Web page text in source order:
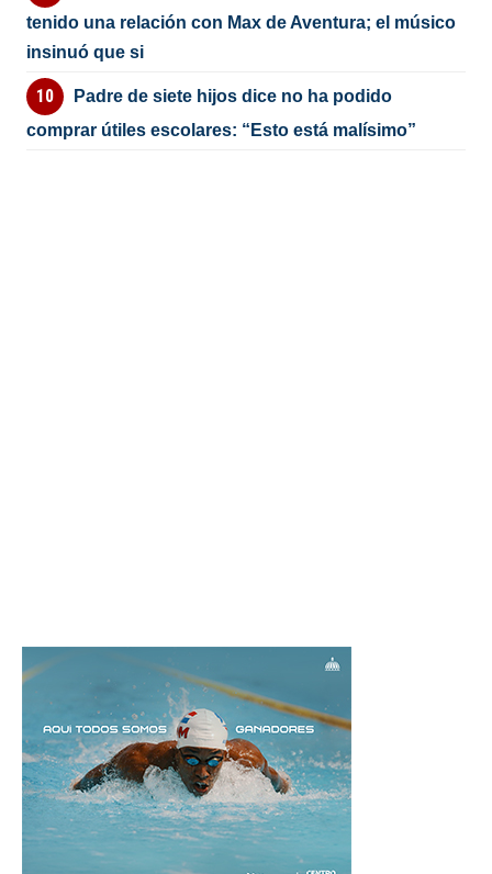
tenido una relación con Max de Aventura; el músico
insinuó que si
Padre de siete hijos dice no ha podido
comprar útiles escolares: “Esto está malísimo”